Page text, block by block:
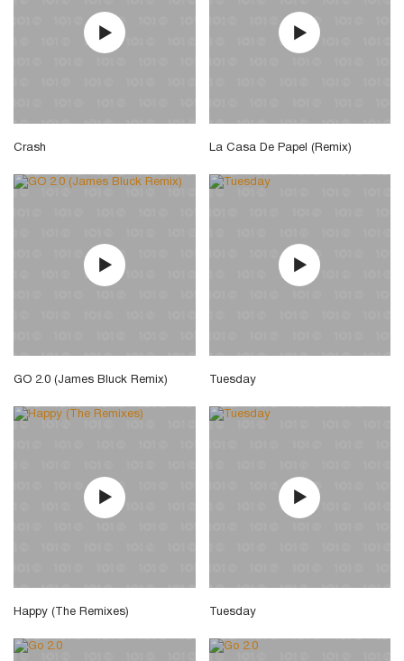
Crash La Casa De Papel (Remix)
GO 2.0 (James Bluck Remix) Tuesday
Happy (The Remixes) Tuesday